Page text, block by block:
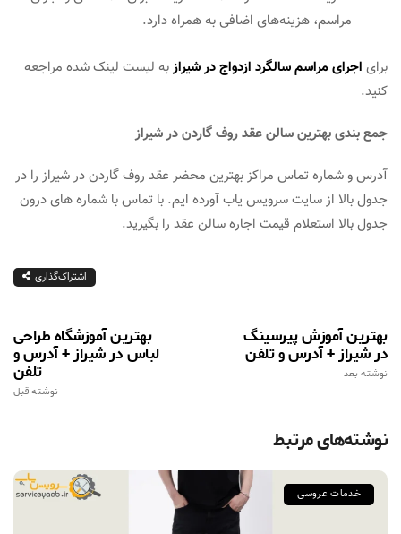
مراسم، هزینه‌های اضافی به همراه دارد.
برای اجرای مراسم سالگرد ازدواج در شیرازبه لیست لینک شده مراجعه
کنید.
جمع بندی بهترین سالن عقد روف گاردن در شیراز
آدرس و شماره تماس مراکز بهترین محضر عقد روف گاردن در شیراز را در
جدول بالا از سایت سرویس یاب آورده ایم. با تماس با شماره های درون
جدول بالا استعلام قیمت اجاره سالن عقد را بگیرید.
اشتراک‌گذاری
بهترین آموزشگاه طراحی
لباس در شیراز + آدرس و
تلفن
نوشته قبل
بهترین آموزش پیرسینگ
در شیراز + آدرس و تلفن
نوشته بعد
نوشته‌های مرتبط
خدمات عروسی